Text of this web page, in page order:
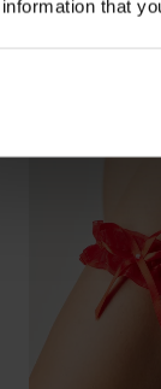
that
Μαξιλαράκια